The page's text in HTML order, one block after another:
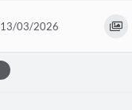
13/03/2026